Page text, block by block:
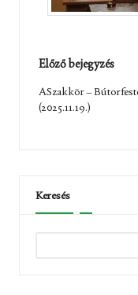
Post
Előző bejegyzés
ASzakkör –
(2025.11.19.)
Keresés